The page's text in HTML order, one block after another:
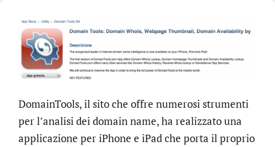
DomainTools, il sito che offre numerosi strumenti
per l’analisi dei domain name, ha realizzato una
applicazione per iPhone e iPad che porta il proprio